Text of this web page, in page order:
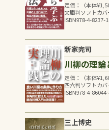
定価：（本体¥
文庫判ソフトカバ
ISBN978-4-8237-
新家完司
川柳の理論
定価：（本体¥
四六判ソフトカバ
ISBN978-4-
三上博史